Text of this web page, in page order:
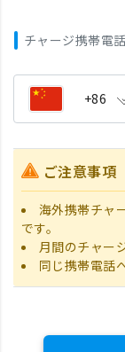
チャージ携帯電
+86
ご注意事項
海外携帯チャ
です。
月間のチャー
同じ携帯電話